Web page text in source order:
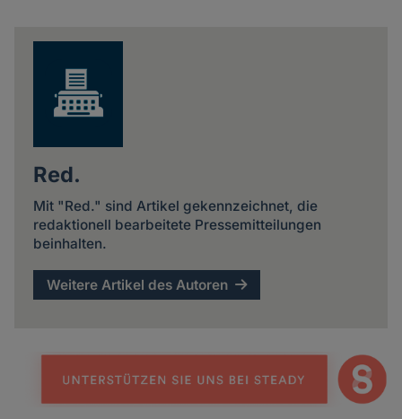
Red.
Mit "Red." sind Artikel gekennzeichnet, die
redaktionell bearbeitete Pressemitteilungen
beinhalten.
Weitere Artikel des Autoren